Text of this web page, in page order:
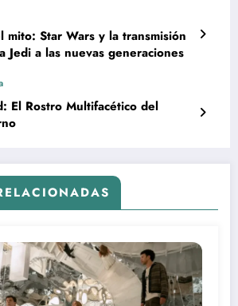
mito: Star Wars y la transmisión
Jedi a las nuevas generaciones
El Rostro Multifacético del